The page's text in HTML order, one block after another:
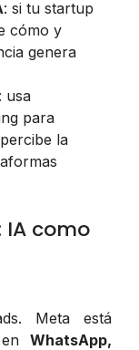
: si tu startup
cómo y
genera
: usa
para
la
IA como
Meta está
WhatsApp,